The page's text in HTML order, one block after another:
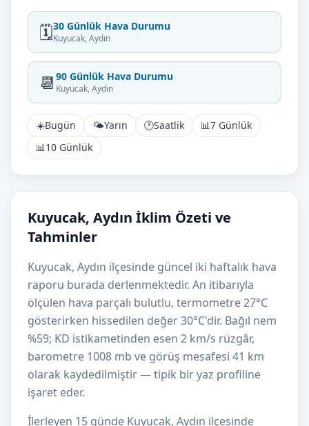
🗓️30 Günlük Hava Durumu
Kuyucak, Aydın
📆 90 Günlük Hava Durumu
Kuyucak, Aydın
☀️Bugün 🌤️Yarın 🕐Saatlik 📊7 Günlük
📊10 Günlük
Kuyucak, Aydın İklim Özeti ve
Tahminler
Kuyucak, Aydın ilçesinde güncel iki haftalık hava
raporu burada derlenmektedir. An itibarıyla
ölçülen hava parçalı bulutlu, termometre 27°C
gösterirken hissedilen değer 30°C'dir. Bağıl nem
%59; KD istikametinden esen 2 km/s rüzgâr,
barometre 1008 mb ve görüş mesafesi 41 km
olarak kaydedilmiştir — tipik bir yaz profiline
işaret eder.
İlerleyen 15 günde Kuyucak, Aydın ilçesinde